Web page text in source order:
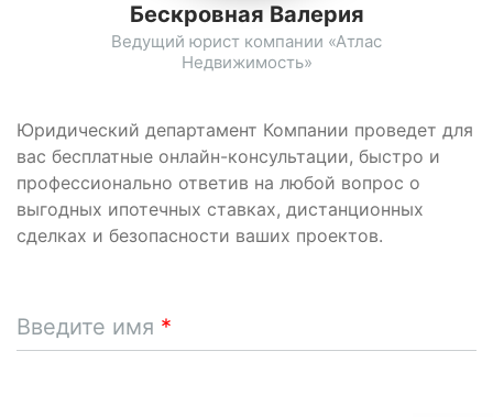
Юридический департамент Компании проведет для
вас бесплатные онлайн-консультации, быстро и
профессионально ответив на любой вопрос о
выгодных ипотечных ставках, дистанционных
сделках и безопасности ваших проектов.
Введите имя
Бескровная Валерия
Ведущий юрист компании «Атлас
Недвижимость»